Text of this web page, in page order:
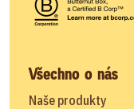
Všechno o nás
Naše produkty